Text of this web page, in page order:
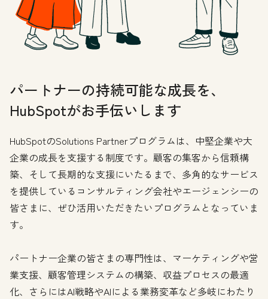
パートナーの持続可能な成長を、
HubSpotがお手伝いします
HubSpotのSolutions Partnerプログラムは、中堅企業や大
企業の成長を支援する制度です。顧客の集客から信頼構
築、そして長期的な支援にいたるまで、多角的なサービス
を提供しているコンサルティング会社やエージェンシーの
皆さまに、ぜひ活用いただきたいプログラムとなっていま
す。
パートナー企業の皆さまの専門性は、マーケティングや営
業支援、顧客管理システムの構築、収益プロセスの最適
化、さらにはAI戦略やAIによる業務変革など多岐にわたり